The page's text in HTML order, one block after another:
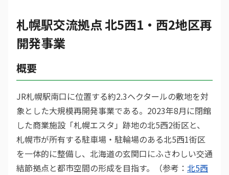
札幌駅交流拠点 北5西1・西2地区再
開発事業
概要
JR札幌駅南口に位置する約2.3ヘクタールの敷地を対
象とした大規模再開発事業である。2023年8月に閉館
した商業施設「札幌エスタ」跡地の北5西2街区と、
札幌市が所有する駐車場・駐輪場のある北5西1街区
を一体的に整備し、北海道の玄関口にふさわしい交通
結節拠点と都市空間の形成を目指す。（参考： 北5西